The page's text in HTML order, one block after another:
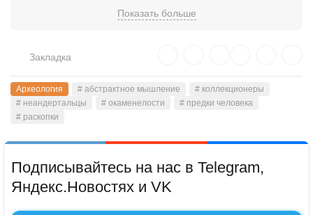
Показать больше
Закладка
Археология # абстрактное мышление
# коллекционеры
# неандертальцы
# окаменелости
# предки человека
# раскопки
Подписывайтесь на нас в Telegram,
Яндекс.Новостях и VK